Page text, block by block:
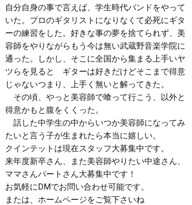
自分自身の事で言えば、学生時代バンドをやって
いた。プロのギタリストになりなくて必死にギタ
ーの練習をした。好きな事の夢を捨てられず、美
容師をやりながらもう今は無い武蔵野音楽学院に
通った。しかし、そこに全国から集まる上手いヤ
ツらを見ると ギターは好きだけどそこまで得意
じゃないつまり、上手く無いと解ってきた。
その頃、やっと美容師で喰って行こう、以外と
得意かもと腹をくくった。
話した中学生の中からいつか美容師になってみ
たいと言う子が生まれたら本当に嬉しい。
クインテットは現在スタッフ大募集中です。
来年度新卒さん、また美容師やりたい中途さん、
ママさんパートさん大募集中です！
お気軽にDMでお問い合わせ可能です。
または、ホームページをご覧下さいね